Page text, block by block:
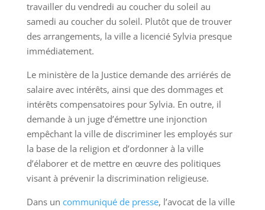
travailler du vendredi au coucher du soleil au
samedi au coucher du soleil. Plutôt que de trouver
des arrangements, la ville a licencié Sylvia presque
immédiatement.
Le ministère de la Justice demande des arriérés de
salaire avec intérêts, ainsi que des dommages et
intérêts compensatoires pour Sylvia. En outre, il
demande à un juge d’émettre une injonction
empêchant la ville de discriminer les employés sur
la base de la religion et d’ordonner à la ville
d’élaborer et de mettre en œuvre des politiques
visant à prévenir la discrimination religieuse.
Dans un communiqué de presse, l’avocat de la ville